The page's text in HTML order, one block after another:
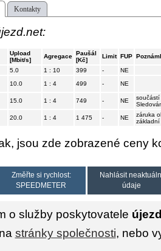
Kontakty
Upload
[Mbit/s]
Agregace Paušál
[Kč]
Limit FUP
5.0 1 : 10 399 -
NE
10.0 1 : 4 499 - NE
15.0 1 : 4 749 - NE
20.0 1 : 4 1 475 - NE
záruka
jsou zde zobrazené ceny
Změřte si rychlost:
SPEEDMETER
Nahlásit
údaje
o služby poskytovatele
stránky společnosti, nebo